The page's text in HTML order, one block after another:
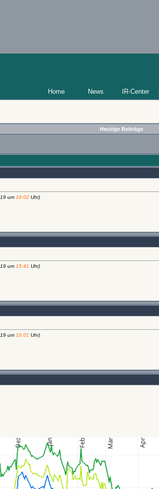
Home News IR-Center
Heutige Beiträge
um 16:02 Uhr)
um 15:41 Uhr)
um 16:01 Uhr)